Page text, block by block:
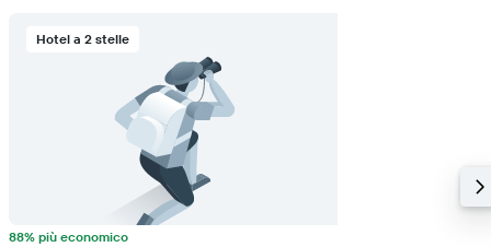
Hotel a 2 stelle
88% più economico